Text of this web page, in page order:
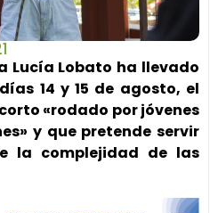
Lucía Lobato ha llevado
14 y 15 de agosto, el
«rodado por jóvenes
y que pretende servir
la complejidad de las